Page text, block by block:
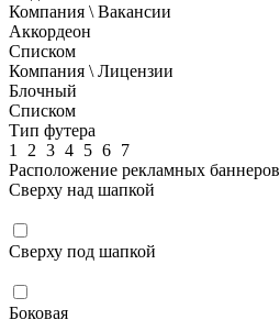
Компания \ Вакансии
Аккордеон
Списком
Компания \ Лицензии
Блочный
Списком
Тип футера
1
2 3 4 5 6 7
Расположение рекламных баннеров
Сверху над шапкой
Сверху под шапкой
Боковая